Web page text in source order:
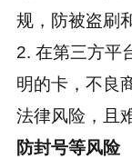
规，防被盗刷
2. 在第三方平
明的卡，不良
法律风险，且
防封号等风险